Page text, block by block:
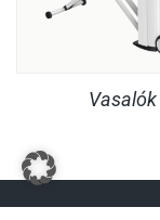
Vasalók